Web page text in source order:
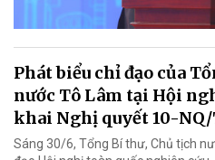
Phát biểu chỉ đạo của
nước Tô Lâm tại Hội
khai Nghị quyết 10-
Sáng 30/6, Tổng Bí thư, Chủ tịch